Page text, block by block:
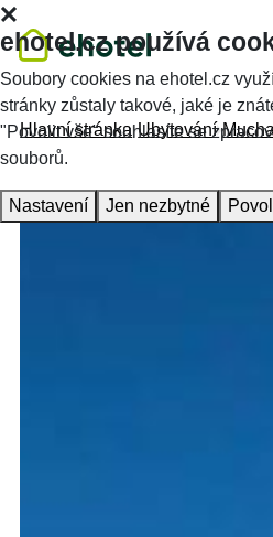
Hlavní stránka Ubytování
ehotel.cz používá
Soubory cookies na ehotel.cz
stránky zůstaly takové, jaké je
"Povolit vše" souhlasíte se
souborů.
Nastavení Jen nezbytné